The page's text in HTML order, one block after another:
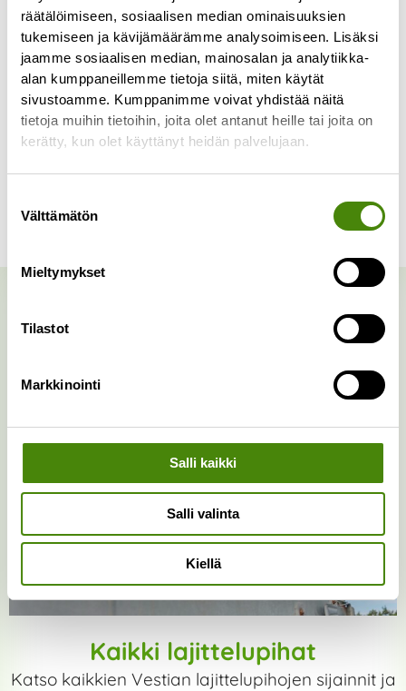
räätälöimiseen, sosiaalisen median ominaisuuksien
tukemiseen ja kävijämäärämme analysoimiseen. Lisäksi
jaamme sosiaalisen median, mainosalan ja analytiikka-
alan kumppaneillemme tietoja siitä, miten käytät
sivustoamme. Kumppanimme voivat yhdistää näitä
tietoja muihin tietoihin, joita olet antanut heille tai joita on
kerätty, kun olet käyttänyt heidän palvelujaan.
valinta
Välttämätön
Mieltymykset
Tilastot
Markkinointi
Salli kaikki
Salli valinta
Kiellä
mahdollista maksaa myös laskulla. Lue lisää
yritysasiakkuudestatäältä.Kuorman hinta
määräytyy kuorman sisältämien jätelajien ja
niiden määrän mukaan.
Lajittelupihan hinnasto
Vastaanotettavat jätteet
Katso myös nämä:
Kaikki lajittelupihat
Katso kaikkien Vestian lajittelupihojen sijainnit ja